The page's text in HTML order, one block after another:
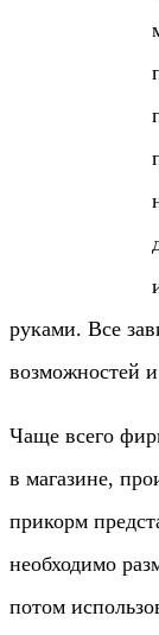
руками. Все
возможностей
Чаще всего
в магазине,
прикорм
необходимо
потом